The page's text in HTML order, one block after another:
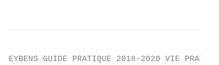
EYBENS GUIDE PRATIQUE 2018-2020 VIE